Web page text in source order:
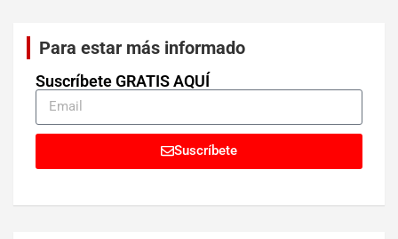
Para estar más informado
Suscríbete GRATIS AQUÍ
Suscríbete